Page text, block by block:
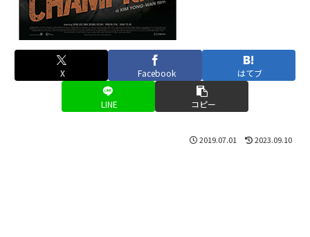
X Facebook はてブ
LINE コピー
2019.07.01 2023.09.10